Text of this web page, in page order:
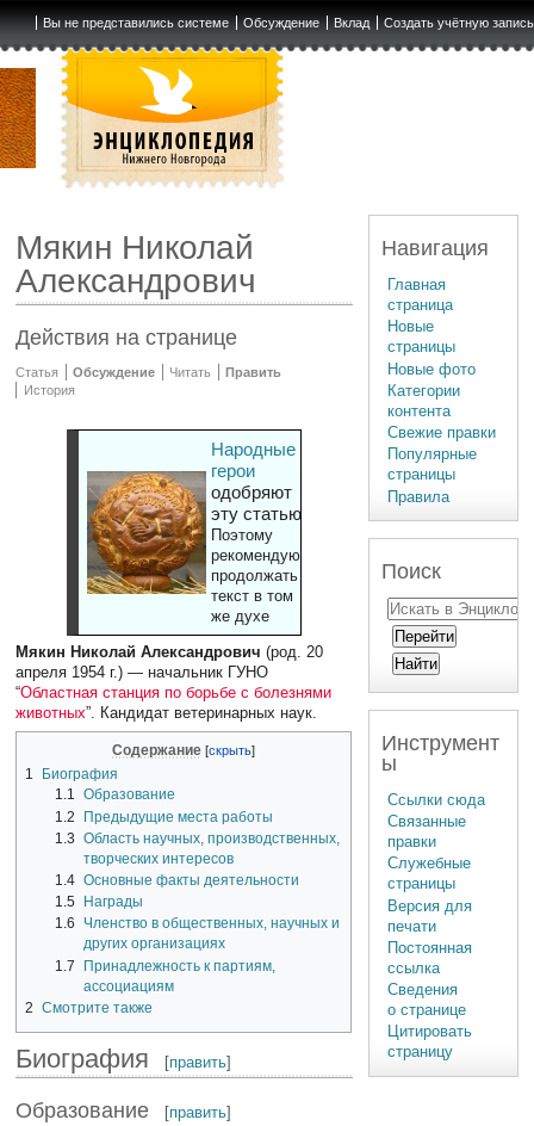
Вы не представились системе Обсуждение Вклад Создать учётную запись
Мякин Николай
Александрович
Действия на странице
Статья Обсуждение Читать
Править
История
Народные
герои
одобряют
эту статью
Поэтому
рекомендуют
продолжать
текст в том
же духе
Мякин Николай Александрович (род. 20
апреля 1954 г.) — начальник ГУНО
“Областная станция по борьбе с болезнями
животных”. Кандидат ветеринарных наук.
Содержание
1
Биография
1.1 Образование
1.2
Предыдущие места работы
1.3 Область научных, производственных,
творческих интересов
1.4 Основные факты деятельности
1.5
Награды
1.6
Членство в общественных, научных и
других организациях
1.7
Принадлежность к партиям,
ассоциациям
2
Смотрите также
Биография [править]
Образование [править]
Навигация
Главная
страница
Новые
страницы
Новые фото
Категории
контента
Свежие правки
Популярные
страницы
Правила
Поиск
Инструмент
ы
Ссылки сюда
Связанные
правки
Служебные
страницы
Версия для
печати
Постоянная
ссылка
Сведения
о странице
Цитировать
страницу